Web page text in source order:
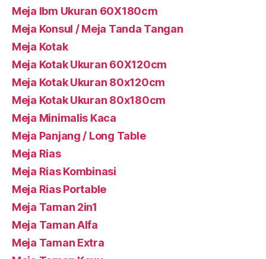
Meja Ibm Ukuran 60X180cm
Meja Konsul / Meja Tanda Tangan
Meja Kotak
Meja Kotak Ukuran 60X120cm
Meja Kotak Ukuran 80x120cm
Meja Kotak Ukuran 80x180cm
Meja Minimalis Kaca
Meja Panjang / Long Table
Meja Rias
Meja Rias Kombinasi
Meja Rias Portable
Meja Taman 2in1
Meja Taman Alfa
Meja Taman Extra